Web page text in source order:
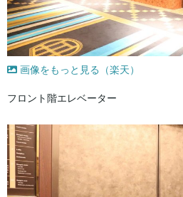
画像をもっと見る（楽天）
フロント階エレベーター